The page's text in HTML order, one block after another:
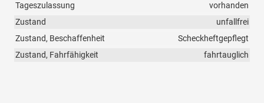
Tageszulassung
vorhanden
Zustand
unfallfrei
Zustand, Beschaffenheit
Scheckheftgepflegt
Zustand, Fahrfähigkeit
fahrtauglich